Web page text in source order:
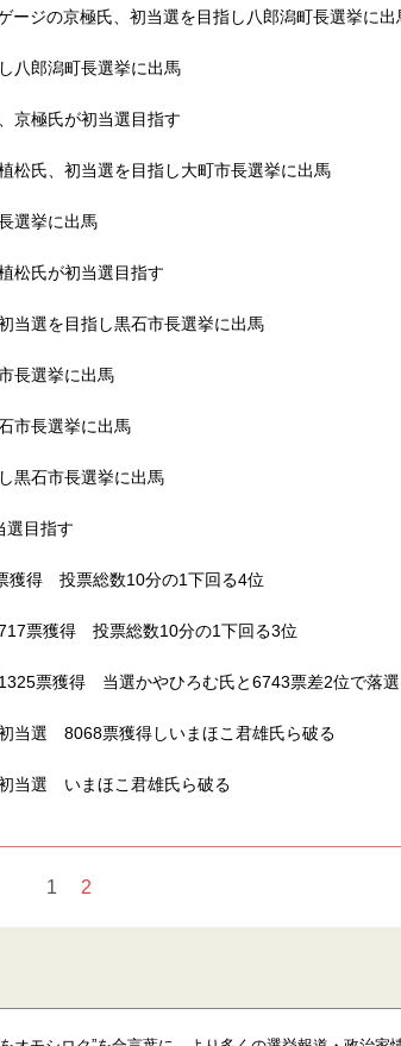
ージの京極氏、初当選を目指し八郎潟町長選挙に出
八郎潟町長選挙に出馬
京極氏が初当選目指す
松氏、初当選を目指し大町市長選挙に出馬
選挙に出馬
松氏が初当選目指す
当選を目指し黒石市長選挙に出馬
長選挙に出馬
市長選挙に出馬
黒石市長選挙に出馬
目指す
獲得 投票総数10分の1下回る4位
票獲得 投票総数10分の1下回る3位
票獲得 当選かやひろむ氏と6743票差2位で落選
当選 8068票獲得しいまほこ君雄氏ら破る
当選 いまほこ君雄氏ら破る
1 2